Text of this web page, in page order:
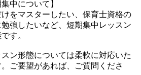
集中について】
をマスターしたい、保育士資格の
勉強したいなど、短期集中レッスン
す。
スン形態については柔軟に対応いた
。ご要望があれば、ご質問くださ